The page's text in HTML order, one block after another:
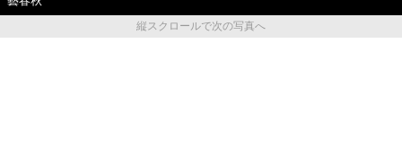
縦スクロールで次の写真へ